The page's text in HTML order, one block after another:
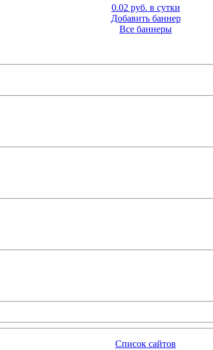
0.02 руб. в сутки
Добавить баннер
Все баннеры
Список сайтов